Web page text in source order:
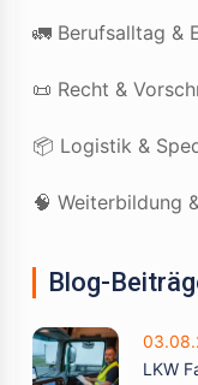
🚛 Berufsalltag &
📜 Recht &
📦 Logistik &
🧠 Weiterbildung
Blog-
LKW